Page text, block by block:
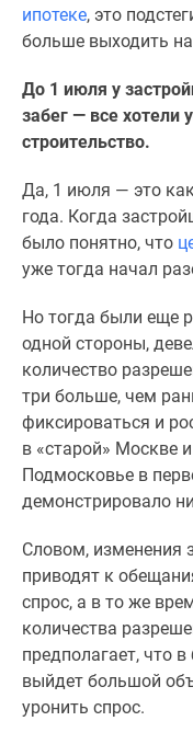
скидками
Видео
360°
новостроек
застройщиком
Rutube
Поиск
дома
Москве
Программа
реновации
Москве
Новостройки
премиум-
Новостройки
бизнес-
класса
Рассрочка
Траншевая
ипотека
Дома
ипотеке, это
больше выходить
До 1 июля у
забег — все хотели
строительство.
Да, 1 июля — это
года. Когда
было понятно, что
уже тогда начал
Но тогда были еще
одной стороны,
количество
три больше, чем
фиксироваться и
в «старой» Москве
Подмосковье в
демонстрировало
Словом, изменения
приводят к
спрос, а в то же
количества
предполагает, что
выйдет большой
уронить спрос.